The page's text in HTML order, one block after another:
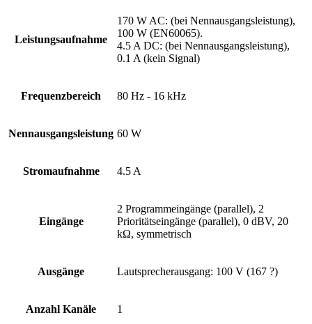
Leistungsaufnahme
170 W AC: (bei Nennausgangsleistung),
100 W (EN60065).
4.5 A DC: (bei Nennausgangsleistung),
0.1 A (kein Signal)
Frequenzbereich 80 Hz - 16 kHz
Nennausgangsleistung 60 W
Stromaufnahme 4.5 A
Eingänge
2 Programmeingänge (parallel), 2
Prioritätseingänge (parallel), 0 dBV, 20
kΩ, symmetrisch
Ausgänge Lautsprecherausgang: 100 V (167 ?)
Anzahl Kanäle 1